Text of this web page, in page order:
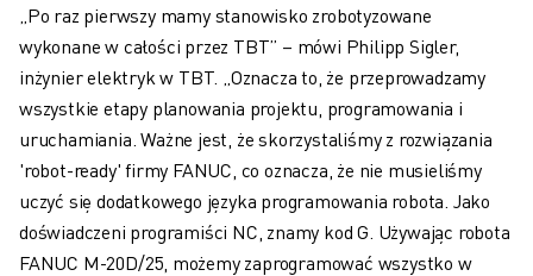
„Po raz pierwszy mamy stanowisko zrobotyzowane
wykonane w całości przez TBT” – mówi Philipp Sigler,
inżynier elektryk w TBT. „Oznacza to, że przeprowadzamy
wszystkie etapy planowania projektu, programowania i
uruchamiania. Ważne jest, że skorzystaliśmy z rozwiązania
'robot-ready' firmy FANUC, co oznacza, że nie musieliśmy
uczyć się dodatkowego języka programowania robota. Jako
doświadczeni programiści NC, znamy kod G. Używając robota
FANUC M-20D/25, możemy zaprogramować wszystko w